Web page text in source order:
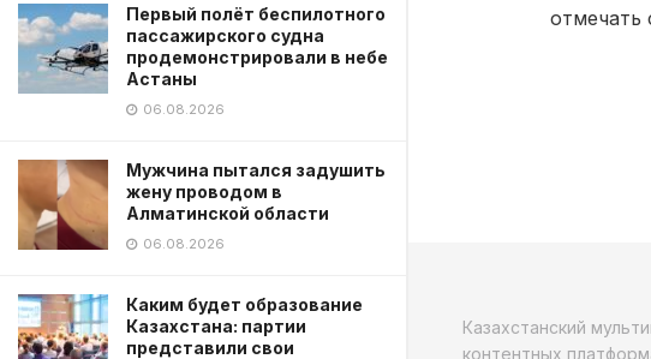
Первый полёт беспилотного
пассажирского судна
продемонстрировали в небе
Астаны
06.08.2026
Мужчина пытался задушить
жену проводом в
Алматинской области
06.08.2026
Каким будет образование
Казахстана: партии
представили свои
Казахстанский
контентных